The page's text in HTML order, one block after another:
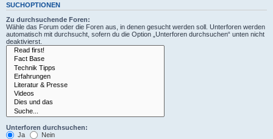
SUCHOPTIONEN
Zu durchsuchende Foren:
Wähle das Forum oder die Foren aus, in denen gesucht werden soll. Unterforen werden
automatisch mit durchsucht, sofern du die Option „Unterforen durchsuchen“ unten nicht
deaktivierst.
Unterforen durchsuchen:
Ja
Nein